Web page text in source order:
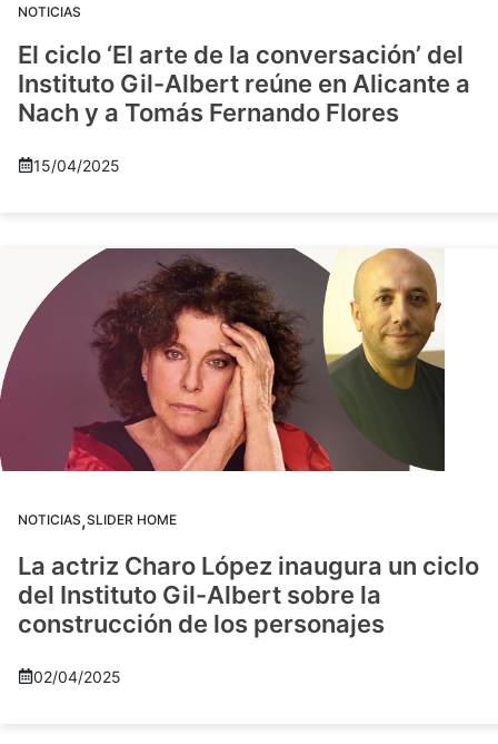
NOTICIAS
El ciclo ‘El arte de la conversación’ del
Instituto Gil-Albert reúne en Alicante a
Nach y a Tomás Fernando Flores
15/04/2025
NOTICIAS,SLIDER HOME
La actriz Charo López inaugura un ciclo
del Instituto Gil-Albert sobre la
construcción de los personajes
02/04/2025